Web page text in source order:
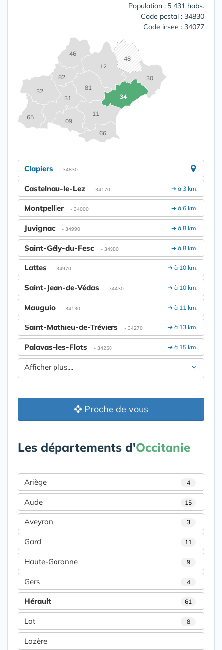
Population : 5 431 habs.
Code postal : 34830
Code insee : 34077
09
11
12
30
31
32
34
46
48
65
66
81
82
Clapiers - 34830
➔ à 3 km.
Castelnau-le-Lez - 34170
➔ à 6 km.
Montpellier - 34000
➔ à 8 km.
Juvignac - 34990
➔ à 8 km.
Saint-Gély-du-Fesc - 34980
➔ à 10 km.
Lattes - 34970
➔ à 10 km.
Saint-Jean-de-Védas - 34430
➔ à 11 km.
Mauguio - 34130
➔ à 13 km.
Saint-Mathieu-de-Tréviers - 34270
➔ à 15 km.
Palavas-les-Flots - 34250
Afficher plus....
Proche de vous
Les départements d'Occitanie
Ariège 4
Aude 15
Aveyron 3
Gard 11
Haute-Garonne 9
Gers 4
Hérault 61
Lot 8
Lozère